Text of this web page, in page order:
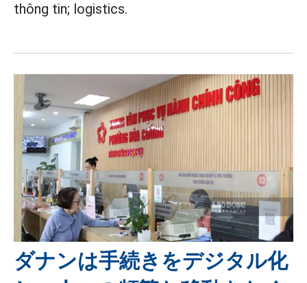
thông tin; logistics.
ダナンは手続きをデジタル化